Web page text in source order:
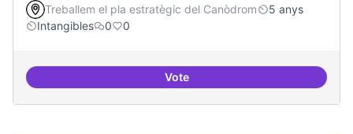
Treballem el pla estratègic del Canòdrom
5 anys
Intangibles
0 0
VoteAntenes Ateneu a altres punts